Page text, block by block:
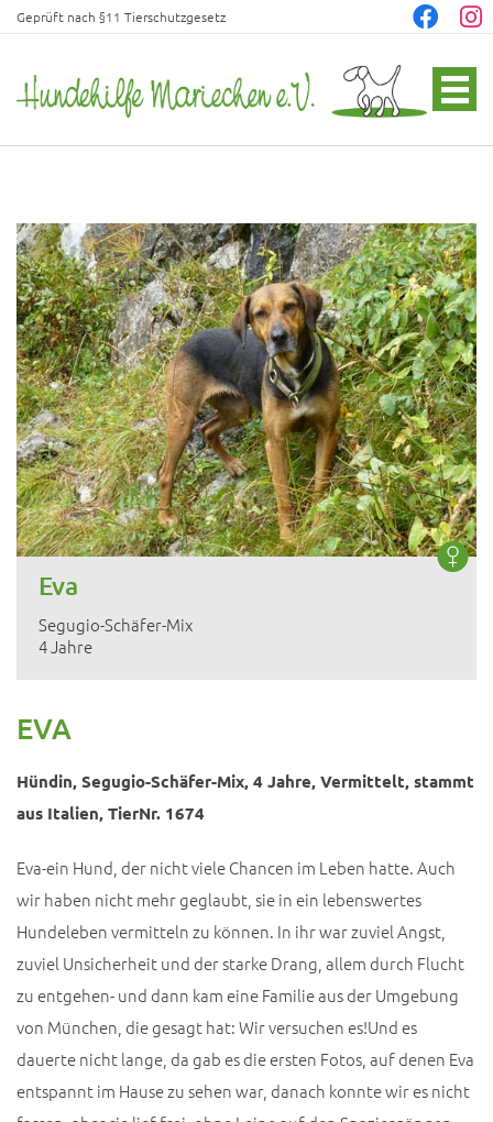
Geprüft nach §11 Tierschutzgesetz
Eva
Segugio-Schäfer-Mix
4 Jahre
EVA
Hündin, Segugio-Schäfer-Mix, 4 Jahre, Vermittelt, stammt
aus Italien, TierNr. 1674
Eva-ein Hund, der nicht viele Chancen im Leben hatte. Auch
wir haben nicht mehr geglaubt, sie in ein lebenswertes
Hundeleben vermitteln zu können. In ihr war zuviel Angst,
zuviel Unsicherheit und der starke Drang, allem durch Flucht
zu entgehen- und dann kam eine Familie aus der Umgebung
von München, die gesagt hat: Wir versuchen es!Und es
dauerte nicht lange, da gab es die ersten Fotos, auf denen Eva
entspannt im Hause zu sehen war, danach konnte wir es nicht